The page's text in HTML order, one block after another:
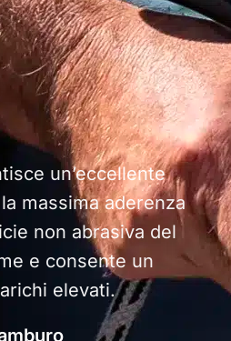
un’eccellente
massima aderenza
non abrasiva del
e consente un
elevati.